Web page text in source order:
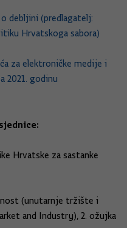
debljini (predlagatelj:
Hrvatskoga sabora)
za elektroničke medije i
2021. godinu
Hrvatske za sastanke
(unutarnje tržište i
and Industry), 2. ožujka